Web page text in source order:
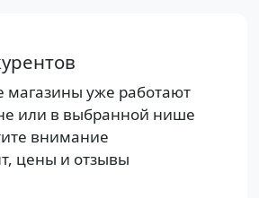
магазины уже работают
или в выбранной нише
внимание
цены и отзывы